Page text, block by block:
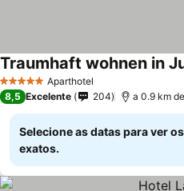
5 Estrelas Aparthotel
Traumhaft wohnen in
8,5 Excelente 204 a 0.9 km
Selecione as datas para ver
exatos.